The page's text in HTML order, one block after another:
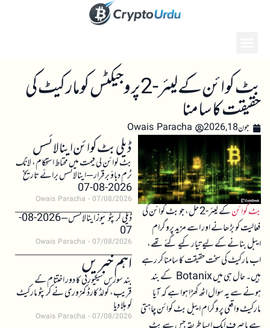
بٹ کوائن کے لیئر-2 پروجیکٹس کو مارکیٹ کی
حقیقت کا سامنا
جون 18, 2026 Owais Paracha
بٹ کوائن
کے لیئر-2 حل، جو بٹ کوائن کی
فعالیت کو بڑھانے اور اسے مزید پروگرام
ایبل بنانے کے لیے تیار کیے گئے تھے،
اب مارکیٹ کی سخت حقیقت کا سامنا کر رہے
ہیں۔ حال ہی میں Botanix کے بند
ہونے سے یہ سوال اٹھ کھڑا ہوا ہے کہ آیا
مارکیٹ واقعی پروگرام ایبل بٹ کوائن چاہتی
ڈیلی بٹ کوائن اینالائسس
بٹ کوائن کی قیمت میں محتاط استحکام، لانگ
ٹرم دباؤ برقرار – اینالائسس برائے تاریخ
2026-08-07
Owais Paracha 07/08/2026
ڈیلی کرپٹو نیوز اینالائسس – 2026-08-
07
Owais Paracha 07/08/2026
اہم خبریں
بند سورس سیکیورٹی کا دور اختتام کے
قریب، کولڈ کارڈ کمزوری نے کرپٹو مارکیٹ
کو ہلا دیا
Owais Paracha 07/08/2026